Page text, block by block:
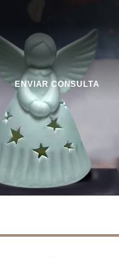
ENVIAR CONSULTA